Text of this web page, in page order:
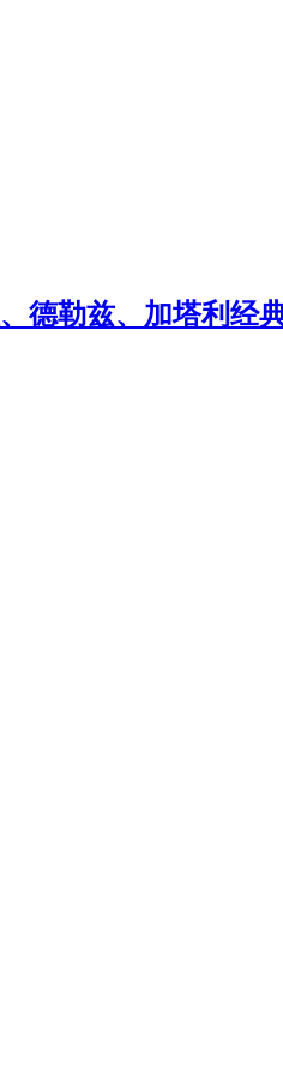
德勒兹、加塔利经